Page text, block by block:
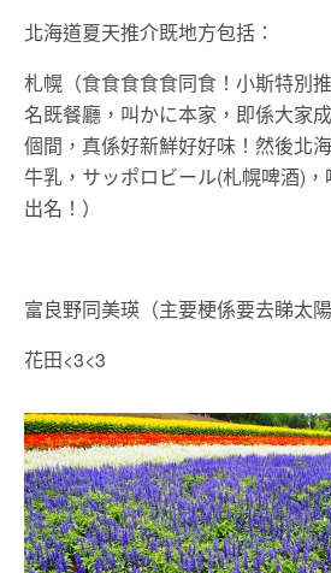
北海道夏天推介既地方包括：
札幌（食食食食食同食！小斯特別
名既餐廳，叫かに本家，即係大家
個間，真係好新鮮好好味！然後北
牛乳，サッポロビール(札幌啤酒)
出名！）
富良野同美瑛（主要梗係要去睇太
花田<3<3